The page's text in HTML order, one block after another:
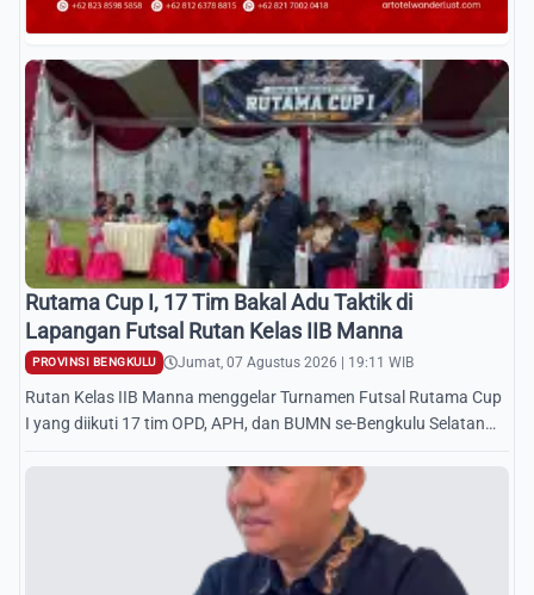
Rutama Cup I, 17 Tim Bakal Adu Taktik di
Lapangan Futsal Rutan Kelas IIB Manna
PROVINSI BENGKULU Jumat, 07 Agustus 2026 | 19:11 WIB
Rutan Kelas IIB Manna menggelar Turnamen Futsal Rutama Cup
I yang diikuti 17 tim OPD, APH, dan BUMN se-Bengkulu Selatan